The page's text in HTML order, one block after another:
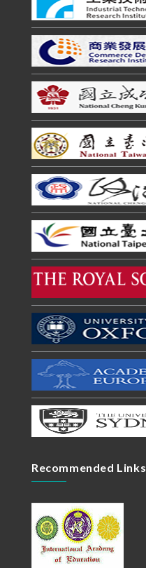
Recommended Links